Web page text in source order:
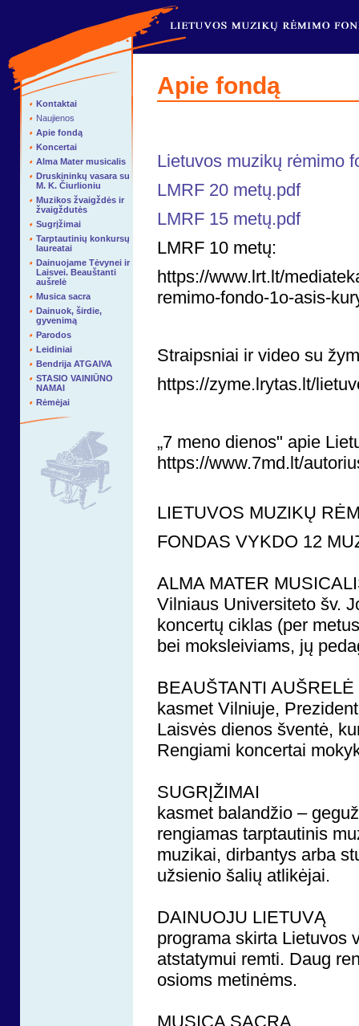
Kontaktai
Naujienos
Apie fondą
Koncertai
Alma Mater musicalis
Druskininkų vasara su
M. K. Čiurlioniu
Muzikos žvaigždės ir
žvaigždutės
Sugrįžimai
Tarptautinių konkursų
laureatai
Dainuojame Tėvynei ir
Laisvei. Beauštanti
aušrelė
Musica sacra
Dainuok, širdie,
gyvenimą
Parodos
Leidiniai
Bendrija ATGAIVA
STASIO VAINIŪNO
NAMAI
Rėmėjai
Apie fondą
Lietuvos muzikų rėmimo
LMRF 20 metų.pdf
LMRF 15 metų.pdf
LMRF 10 metų:
https://www.lrt.lt/
remimo-fondo-1o-asis-
Straipsniai ir video su
https://zyme.lrytas.lt/
„7 meno dienos" apie
https://www.7md.lt/
LIETUVOS MUZIKŲ
FONDAS VYKDO 12
ALMA MATER
Vilniaus Universiteto šv.
koncertų ciklas (per
bei moksleiviams, jų
BEAUŠTANTI AUŠRELĖ
kasmet Vilniuje,
Laisvės dienos šventė,
Rengiami koncertai
SUGRĮŽIMAI
kasmet balandžio –
rengiamas tarptautinis
muzikai, dirbantys arba
užsienio šalių atlikėjai.
DAINUOJU LIETUVĄ
programa skirta Lietuvos
atstatymui remti. Daug
osioms metinėms.
MUSICA SACRA